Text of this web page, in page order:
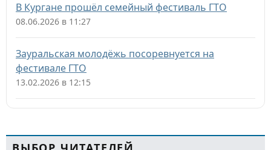
В Кургане прошёл семейный фестиваль ГТО
08.06.2026 в 11:27
Зауральская молодёжь посоревнуется на
фестивале ГТО
13.02.2026 в 12:15